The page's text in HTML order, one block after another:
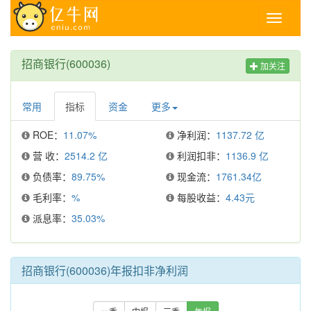
Toggle
招商银行(600036) 加关注
常用 指标 资金 更多
ROE： 11.07% 净利润： 1137.72 亿
营 收： 2514.2 亿 利润扣非： 1136.9 亿
负债率： 89.75% 现金流： 1761.34亿
毛利率： % 每股收益： 4.43元
派息率： 35.03%
招商银行(600036)年报扣非净利润